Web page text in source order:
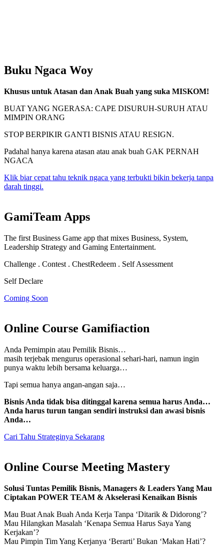
Buku Ngaca Woy
Khusus untuk Atasan dan Anak Buah yang suka MISKOM!
BUAT YANG NGERASA: CAPE DISURUH-SURUH ATAU
MIMPIN ORANG
STOP BERPIKIR GANTI BISNIS ATAU RESIGN.
Padahal hanya karena atasan atau anak buah GAK PERNAH
NGACA
Klik biar cepat tahu teknik ngaca yang terbukti bikin bekerja tanpa
darah tinggi.
GamiTeam Apps
The first Business Game app that mixes Business, System,
Leadership Strategy and Gaming Entertainment.
Challenge . Contest . ChestRedeem . Self Assessment
Self Declare
Coming Soon
Online Course Gamifiaction
Anda Pemimpin atau Pemilik Bisnis…
masih terjebak mengurus operasional sehari-hari, namun ingin
punya waktu lebih bersama keluarga…
Tapi semua hanya angan-angan saja…
Bisnis Anda tidak bisa ditinggal karena semua harus Anda…
Anda harus turun tangan sendiri instruksi dan awasi bisnis
Anda…
Cari Tahu Strateginya Sekarang
Online Course Meeting Mastery
Solusi Tuntas Pemilik Bisnis, Managers & Leaders Yang Mau
Ciptakan POWER TEAM & Akselerasi Kenaikan Bisnis
Mau Buat Anak Buah Anda Kerja Tanpa ‘Ditarik & Didorong’?
Mau Hilangkan Masalah ‘Kenapa Semua Harus Saya Yang
Kerjakan’?
Mau Pimpin Tim Yang Kerjanya ‘Berarti’ Bukan ‘Makan Hati’?